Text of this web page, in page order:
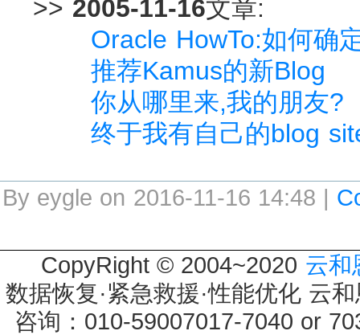
>> 2005-11-16文章:
Oracle HowTo:如何确
推荐Kamus的新Blog
你从哪里来,我的朋友?
终于我有自己的blog
By eygle on 2016-11-16 14:48 |
CopyRight © 2004~2020 云和
数据恢复·紧急救援·性能优化 云
咨询：010-59007017-7040 or